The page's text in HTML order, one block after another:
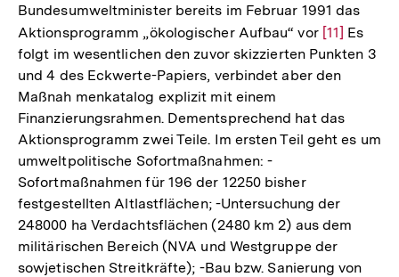
Bundesumweltminister bereits im Februar 1991 das
Aktionsprogramm „ökologischer Aufbau“ vor Zur
Auflösung
der
[11] Es
folgt im wesentlichen den zuvor skizzierten Punkten 3
und 4 des Eckwerte-Papiers, verbindet aber den
Maßnah­ menkatalog explizit mit einem
Finanzierungsrahmen. Dementsprechend hat das
Aktionsprogramm zwei Teile. Im ersten Teil geht es um
umweltpolitische Sofortmaßnahmen: -
Sofortmaßnahmen für 196 der 12250 bisher
festgestellten Altlastflächen; -Untersuchung der
248000 ha Verdachtsflächen (2480 km 2) aus dem
militärischen Bereich (NVA und Westgruppe der
sowjetischen Streitkräfte); -Bau bzw. Sanierung von